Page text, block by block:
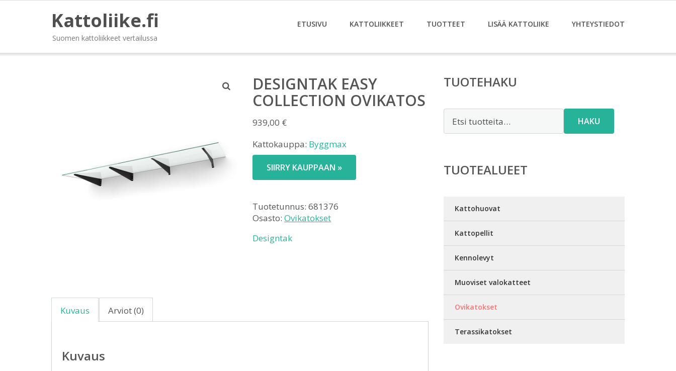
Kattoliike.fi
Suomen kattoliikkeet vertailussa
ETUSIVU KATTOLIIKKEET TUOTTEET LISÄÄ KATTOLIIKE YHTEYSTIEDOT
DESIGNTAK EASY
COLLECTION OVIKATOS
939,00 €
Kattokauppa: Byggmax
SIIRRY KAUPPAAN »
Tuotetunnus: 681376
Osasto: Ovikatokset
Designtak
Kuvaus Arviot (0)
Kuvaus
TUOTEHAKU
HAKU
TUOTEALUEET
Kattohuovat
Kattopellit
Kennolevyt
Muoviset valokatteet
Ovikatokset
Terassikatokset